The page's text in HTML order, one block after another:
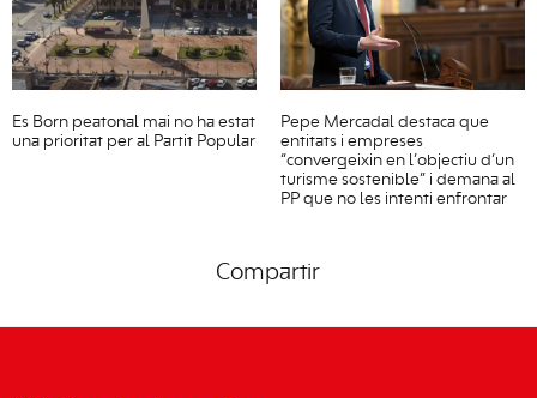
Es Born peatonal mai no ha estat
una prioritat per al Partit Popular
Pepe Mercadal destaca que
entitats i empreses
“convergeixin en l’objectiu d’un
turisme sostenible” i demana al
PP que no les intenti enfrontar
Compartir